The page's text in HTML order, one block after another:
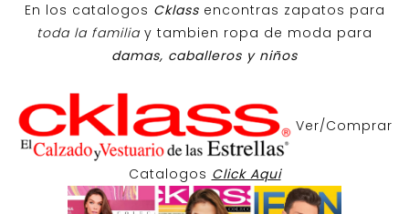
En los catalogos Cklass encontras zapatos para
toda la familiay tambien ropa de moda para
damas, caballeros y niños
Ver/Comprar
Catalogos Click Aqui